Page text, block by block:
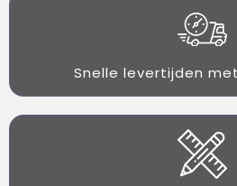
Snelle levertijden